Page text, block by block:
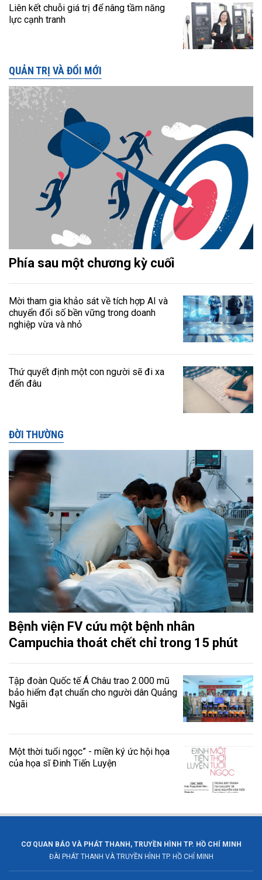
Liên kết chuỗi giá trị để nâng tầm năng
lực cạnh tranh
QUẢN TRỊ VÀ ĐỔI MỚI
Phía sau một chương kỳ cuối
Mời tham gia khảo sát về tích hợp AI và
chuyển đổi số bền vững trong doanh
nghiệp vừa và nhỏ
Thứ quyết định một con người sẽ đi xa
đến đâu
ĐỜI THƯỜNG
Bệnh viện FV cứu một bệnh nhân
Campuchia thoát chết chỉ trong 15 phút
Tập đoàn Quốc tế Á Châu trao 2.000 mũ
bảo hiểm đạt chuẩn cho người dân Quảng
Ngãi
Một thời tuổi ngọc” - miền ký ức hội họa
của họa sĩ Đinh Tiến Luyện
CƠ QUAN BÁO VÀ PHÁT THANH, TRUYỀN HÌNH TP. HỒ CHÍ MINH
ĐÀI PHÁT THANH VÀ TRUYỀN HÌNH TP. HỒ CHÍ MINH